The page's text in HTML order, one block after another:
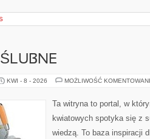
ŚLUBNE
KWI - 8 - 2026 MOŻLIWOŚĆ
Ta witryna to portal, w
kwiatowych spotyka się z
wiedzą. To baza inspiracji